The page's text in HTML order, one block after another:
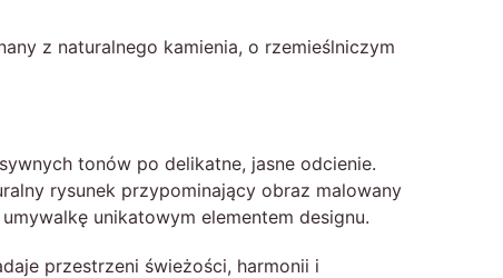
z naturalnego kamienia, o rzemieślniczym
tonów po delikatne, jasne odcienie.
rysunek przypominający obraz malowany
unikatowym elementem designu.
przestrzeni świeżości, harmonii i